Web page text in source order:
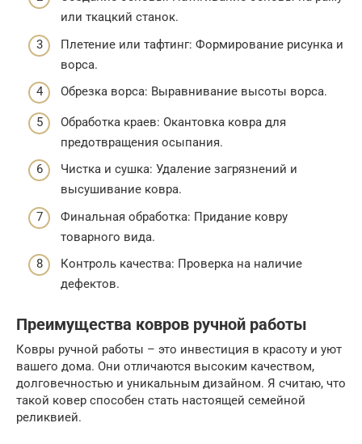
или ткацкий станок.
Плетение или тафтинг: Формирование рисунка и
ворса.
Обрезка ворса: Выравнивание высоты ворса.
Обработка краев: Окантовка ковра для
предотвращения осыпания.
Чистка и сушка: Удаление загрязнений и
высушивание ковра.
Финальная обработка: Придание ковру
товарного вида.
Контроль качества: Проверка на наличие
дефектов.
Преимущества ковров ручной работы
Ковры ручной работы – это инвестиция в красоту и уют
вашего дома. Они отличаются высоким качеством,
долговечностью и уникальным дизайном. Я считаю, что
такой ковер способен стать настоящей семейной
реликвией.